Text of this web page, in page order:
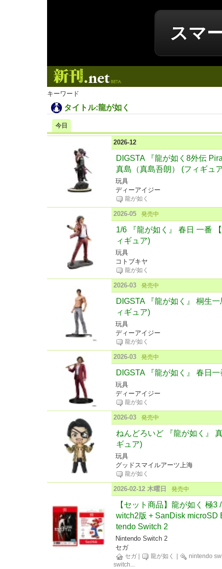
スマ
キーワード
タイトル:龍が如く
今日
2026-12
DIGSTA 『龍が如く8外伝
真島（真島吾朗） (フィギュ
玩具
ディーアイジー
龍が如く
2026-05 発売中
1/6 『龍が如く』 春日 一番
ィギュア)
玩具
コトブキヤ
龍が如く
2026-03 発売中
DIGSTA 『龍が如く』 桐生
ィギュア)
玩具
ディーアイジー
龍が如く
2026-03 発売中
DIGSTA 『龍が如く』 春日
玩具
ディーアイジー
龍が如く
2026-03 発売中
ねんどろいど 『龍が如く』
ギュア)
玩具
グッドスマイルアーツ上海
龍が如く
2026-02-12 木曜日 発売中
【セット商品】龍が如く 極
witch2版 + SanDisk microSD
tendo Switch 2
Nintendo Switch 2
セガ
セガ 龍が如く
nintendo
switch...